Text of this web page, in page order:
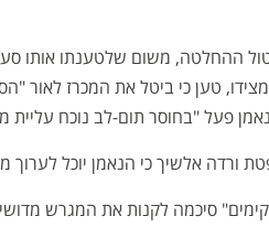
ההחלטה, משום שלטענתו אותו
טען כי ביטל את המכרז לאור
פעל "בחוסר תום-לב נוכח
ורדה אלשיך כי הנאמן יוכל לערוך